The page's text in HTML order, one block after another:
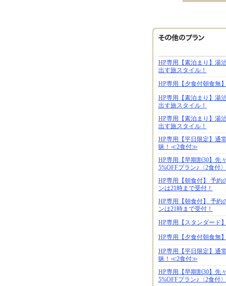
HP専用【素泊まり】湯
出す旅スタイル！
HP専用【夕食付朝食無
HP専用【素泊まり】湯
出す旅スタイル！
HP専用【素泊まり】湯
出す旅スタイル！
HP専用【平日限定】通
昧！≪2食付≫
HP専用【早期割30】先
5%OFFプラン♪〈2食付〉
HP専用【朝食付】 予約
ンは21時まで受付！
HP専用【朝食付】 予約
ンは21時まで受付！
HP専用【スタンダード
HP専用【夕食付朝食無
HP専用【平日限定】通
昧！≪2食付≫
HP専用【早期割30】先
5%OFFプラン♪〈2食付〉